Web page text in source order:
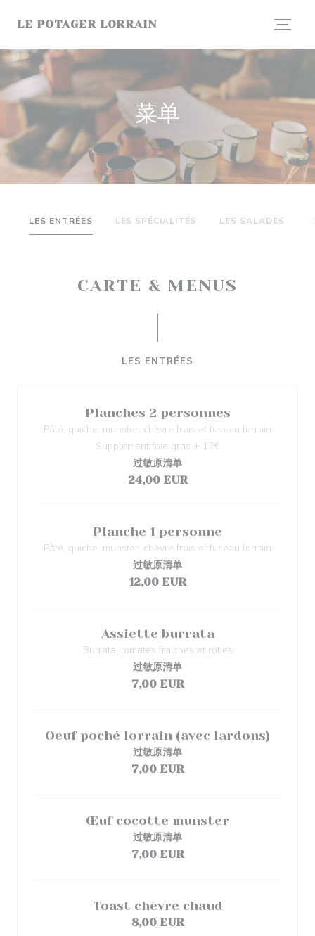
LE POTAGER LORRAIN
菜单
LES ENTRÉES LES SPÉCIALITÉS LES SALADES
CARTE & MENUS
LES ENTRÉES
Planches 2 personnes
Pâté, quiche, munster, chèvre frais et fuseau lorrain
Supplément foie gras + 12€
过敏原清单
24,00 EUR
Planche 1 personne
Pâté, quiche, munster, chèvre frais et fuseau lorrain
过敏原清单
12,00 EUR
Assiette burrata
Burrata, tomates fraiches et rôties
过敏原清单
7,00 EUR
Oeuf poché lorrain (avec lardons)
过敏原清单
7,00 EUR
Œuf cocotte munster
过敏原清单
7,00 EUR
Toast chèvre chaud
8,00 EUR